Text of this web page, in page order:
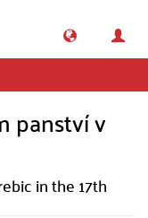
panství v
in the 17th